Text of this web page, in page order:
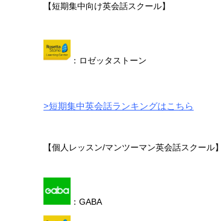
【短期集中向け英会話スクール】
：ロゼッタストーン
>短期集中英会話ランキングはこちら
【個人レッスン/マンツーマン英会話スクール】
：GABA